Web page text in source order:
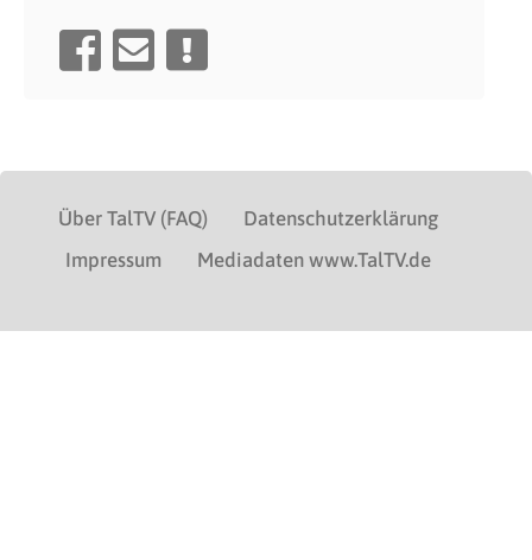
Über TalTV (FAQ)
Datenschutzerklärung
Impressum
Mediadaten www.TalTV.de